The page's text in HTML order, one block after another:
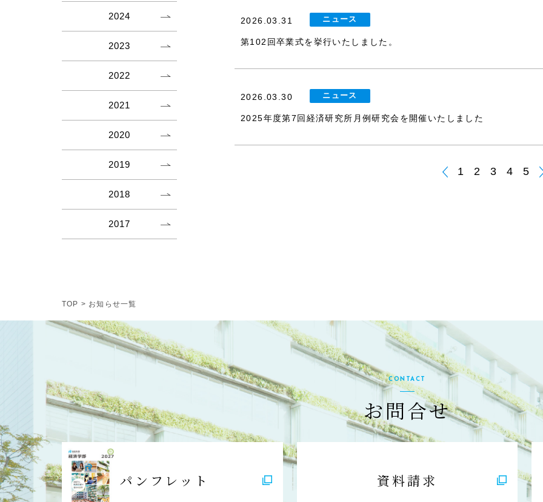
2024
2023
2022
2021
2020
2019
2018
2017
2026.03.31 ニュース
第102回卒業式を挙行いたしました。
2026.03.30 ニュース
2025年度第7回経済研究所月例研究会を開催いたしました
1 2 3 4 5
TOP > お知らせ一覧
CONTACT
お問合せ
パンフレット 資料請求